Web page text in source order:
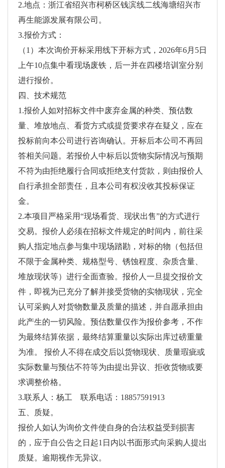
2.地点：浙江省绍兴市柯桥区钱滨线二线海塘绍兴市
再生能源发展有限公司。
3.报价方式：
（1）本次询价开标采用线下开标方式，2026年6月5日
上午10点集中看现场废铁，后一并在四楼培训室分别
进行报价。
四、技术规范
1.报价人如对招标文件中废弃金属的种类、预估数
量、堆放地点、看货方式或提货要求存在疑义，应在
投标前向本公司进行咨询确认。开标后本公司不再回
答相关问题。若报价人中标后以货物实际情况与预期
不符为由拒绝履行合同或拒绝支付货款，则由报价人
自行承担全部责任，且本公司有权没收其投标保证
金。
2.本项目严格采用“现场看货、现状出售”的方式进行
交易。报价人必须在招标文件规定的时间内，前往采
购人指定地点参与集中现场踏勘，对标的物（包括但
不限于金属种类、规格型号、锈蚀程度、杂质含量、
堆放现状等）进行全面查验。报价人一旦提交报价文
件，即视为已充分了解并接受货物的实物现状，完全
认可采购人对货物数量及质量的描述，并自愿承担由
此产生的一切风险。预估数量仅作为报价参考，不作
为最终结算依据，最终结算重量以实际出库过磅重量
为准。 报价人不得在成交后以货物现状、质量瑕疵或
实际数量与预估不符等为由提出异议、拒收货物或要
求调整价格。
3.联系人：杨工 联系电话：18857591913
五、质疑。
报价人如认为询价文件使自身的合法权益受到损害
的，应于自公告之日起1日内以书面形式向采购人提出
质疑。逾期视作无异议。